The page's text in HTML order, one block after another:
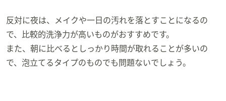
反対に夜は、メイクや一日の汚れを落とすことになるの
で、比較的洗浄力が高いものがおすすめです。
また、朝に比べるとしっかり時間が取れることが多いの
で、泡立てるタイプのものでも問題ないでしょう。